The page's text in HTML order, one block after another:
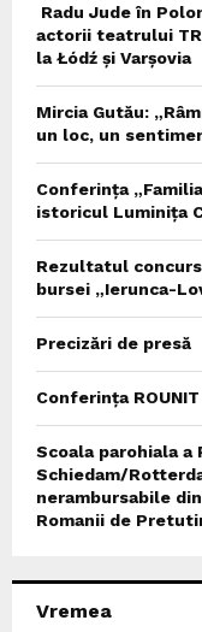
Radu Jude în
actorii teatrului
la Łódź și Varșovia
Mircia Gutău:
un loc, un
Conferința
istoricul Luminița
Rezultatul
bursei „Ierunca-
Precizări de presă
Conferința
Scoala parohiala a
Schiedam/
nerambursabile
Romanii de
Vremea